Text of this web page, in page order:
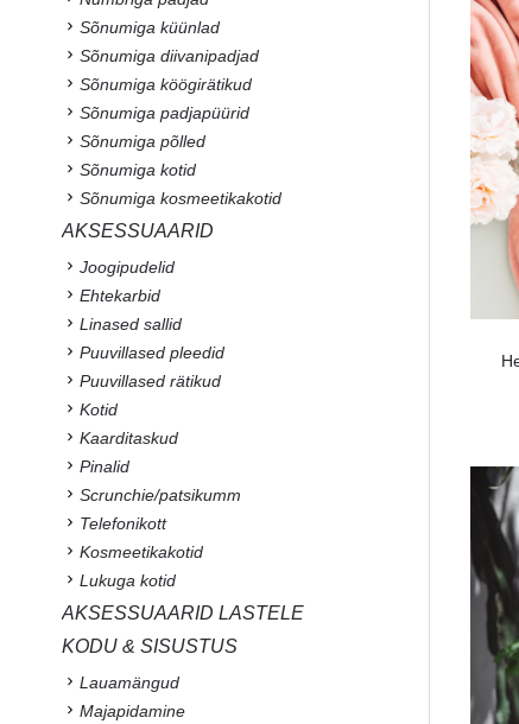
Sõnumiga küünlad
Sõnumiga diivanipadjad
Sõnumiga köögirätikud
Sõnumiga padjapüürid
Sõnumiga põlled
Sõnumiga kotid
Sõnumiga kosmeetikakotid
AKSESSUAARID
Joogipudelid
Ehtekarbid
Linased sallid
Puuvillased pleedid
Puuvillased rätikud
Kotid
Kaarditaskud
Pinalid
Scrunchie/patsikumm
Telefonikott
Kosmeetikakotid
Lukuga kotid
AKSESSUAARID LASTELE
KODU & SISUSTUS
Lauamängud
Majapidamine